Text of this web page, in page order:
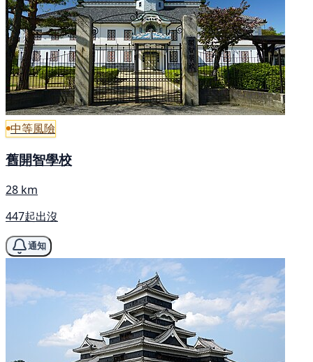
中等風險
舊開智學校
28 km
447起出沒
通知